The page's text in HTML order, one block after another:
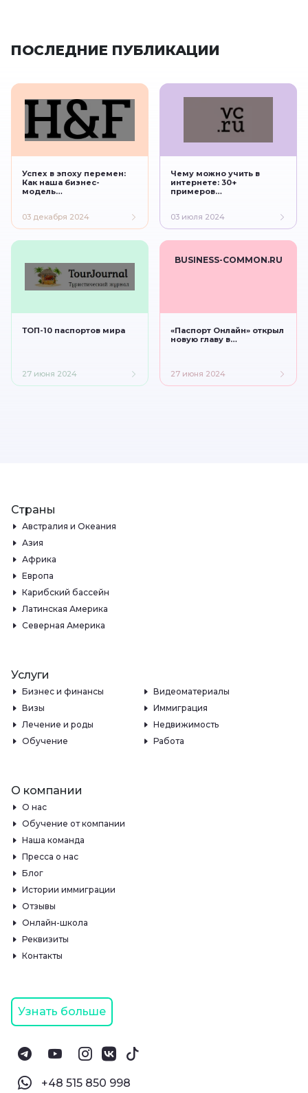
ПОСЛЕДНИЕ ПУБЛИКАЦИИ
Успех в эпоху перемен:
Как наша бизнес-
модель…
03 декабря 2024
Чему можно учить в
интернете: 30+
примеров…
03 июля 2024
ТОП-10 паспортов мира
27 июня 2024
BUSINESS-COMMON.RU
«Паспорт Онлайн» открыл
новую главу в…
27 июня 2024
Страны
Австралия и Океания
Азия
Африка
Европа
Карибский бассейн
Латинская Америка
Северная Америка
Услуги
Бизнес и финансы
Видеоматериалы
Визы
Иммиграция
Лечение и роды
Недвижимость
Обучение
Работа
О компании
О нас
Обучение от компании
Наша команда
Пресса о нас
Блог
Истории иммиграции
Отзывы
Онлайн-школа
Реквизиты
Контакты
Узнать больше
‪+48 515 850 998‬